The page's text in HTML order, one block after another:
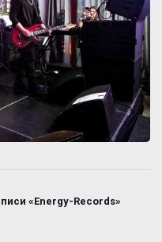
«Energy-Records»